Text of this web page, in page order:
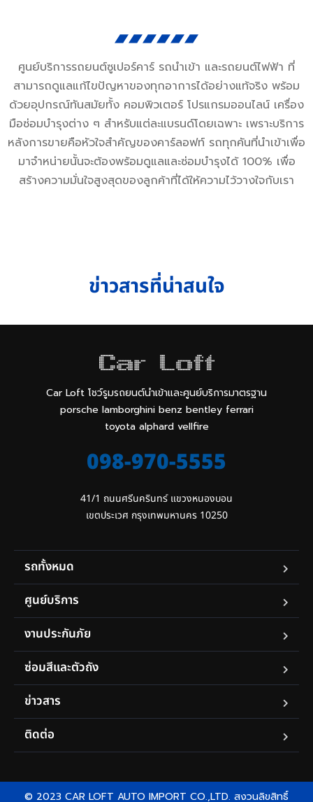
ศูนย์บริการรถยนต์ซูเปอร์คาร์ รถนำเข้า และรถยนต์ไฟฟ้า ที่
สามารถดูแลแก้ไขปัญหาของทุกอาการได้อย่างแท้จริง พร้อม
ด้วยอุปกรณ์ทันสมัยทั้ง คอมพิวเตอร์ โปรแกรมออนไลน์ เครื่อง
มือซ่อมบำรุงต่าง ๆ สำหรับแต่ละแบรนด์โดยเฉพาะ เพราะบริการ
หลังการขายคือหัวใจสำคัญของคาร์ลอฟท์ รถทุกคันที่นำเข้าเพื่อ
มาจำหน่ายนั้นจะต้องพร้อมดูแลและซ่อมบำรุงได้ 100% เพื่อ
สร้างความมั่นใจสูงสุดของลูกค้าที่ได้ให้ความไว้วางใจกับเรา
ข่าวสารที่น่าสนใจ
Car Loft โชว์รูมรถยนต์นำเข้าและศูนย์บริการมาตรฐาน
porsche lamborghini benz bentley ferrari
toyota alphard vellfire
098-970-5555
41/1 ถนนศรีนครินทร์ แขวงหนองบอน
เขตประเวศ กรุงเทพมหานคร 10250
รถทั้งหมด
ศูนย์บริการ
งานประกันภัย
ซ่อมสีและตัวถัง
ข่าวสาร
ติดต่อ
© 2023 CAR LOFT AUTO IMPORT CO.,LTD. สงวนลิขสิทธิ์